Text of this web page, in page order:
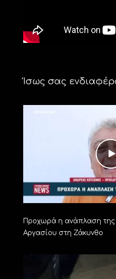
Ίσως σας
Προχωρά η ανάπλαση της
Αργασίου στη Ζάκυνθο